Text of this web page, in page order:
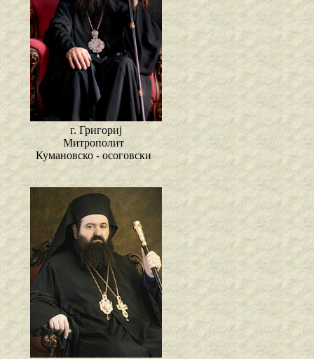
г. Григориј
Митрополит
Кумановско - осоговски